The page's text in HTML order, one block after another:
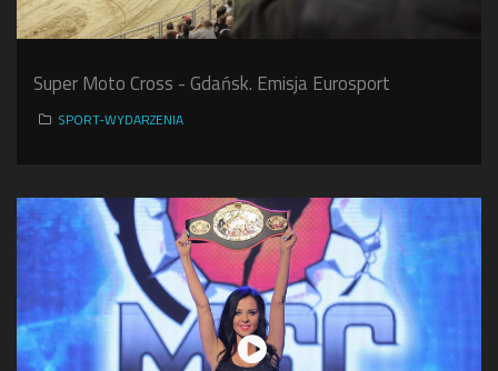
Super Moto Cross - Gdańsk. Emisja Eurosport
SPORT-WYDARZENIA